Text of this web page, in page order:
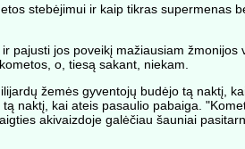
stebėjimui ir kaip tikras supermenas
pajusti jos poveikį mažiausiam
o, tiesą sakant, niekam.
žemės gyventojų budėjo tą naktį,
naktį, kai ateis pasaulio pabaiga.
akivaizdoje galėčiau šauniai